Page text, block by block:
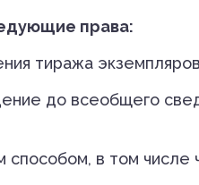
права:
тиража
до всеобщего
способом, в том числе